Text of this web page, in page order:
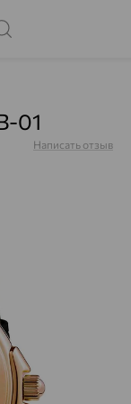
01
Написать отзыв